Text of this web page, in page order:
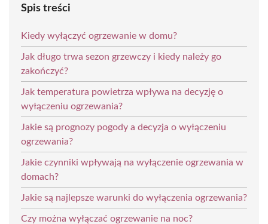
Spis treści
Kiedy wyłączyć ogrzewanie w domu?
Jak długo trwa sezon grzewczy i kiedy należy go
zakończyć?
Jak temperatura powietrza wpływa na decyzję o
wyłączeniu ogrzewania?
Jakie są prognozy pogody a decyzja o wyłączeniu
ogrzewania?
Jakie czynniki wpływają na wyłączenie ogrzewania w
domach?
Jakie są najlepsze warunki do wyłączenia ogrzewania?
Czy można wyłączać ogrzewanie na noc?